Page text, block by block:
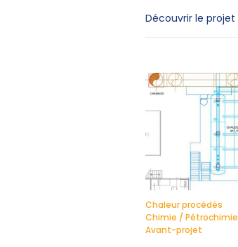
Découvrir le projet
Chaleur procédés
Chimie / Pétrochimie
Avant-projet